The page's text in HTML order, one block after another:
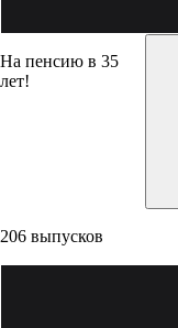
На пенсию в 35
лет!
206 выпусков